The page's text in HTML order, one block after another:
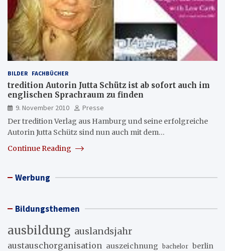
BILDER FACHBÜCHER
tredition Autorin Jutta Schütz ist ab sofort auch im
englischen Sprachraum zu finden
9. November 2010
Presse
Der tredition Verlag aus Hamburg und seine erfolgreiche
Autorin Jutta Schütz sind nun auch mit dem…
Continue Reading
Werbung
Bildungsthemen
ausbildung auslandsjahr
austauschorganisation auszeichnung bachelor berlin